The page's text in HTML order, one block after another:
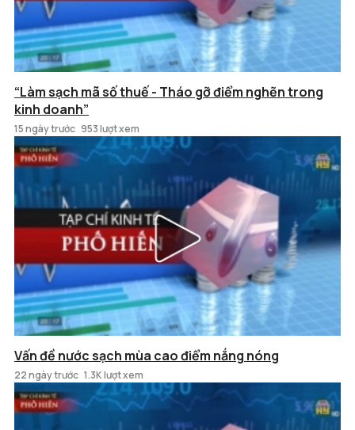
“Làm sạch mã số thuế - Tháo gỡ điểm nghẽn trong
kinh doanh”
15 ngày trước 953 lượt xem
Vấn đề nước sạch mùa cao điểm nắng nóng
22 ngày trước 1.3K lượt xem